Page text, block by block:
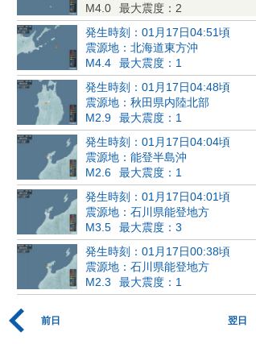
M4.0
最大震度：2
発生時刻：01月17日04:51頃
震源地：北海道東方沖
M4.4
最大震度：1
発生時刻：01月17日04:48頃
震源地：秋田県内陸北部
M2.9
最大震度：1
発生時刻：01月17日04:04頃
震源地：能登半島沖
M2.6
最大震度：1
発生時刻：01月17日04:01頃
震源地：石川県能登地方
M3.5
最大震度：3
発生時刻：01月17日00:38頃
震源地：石川県能登地方
M2.3
最大震度：1
前日 翌日